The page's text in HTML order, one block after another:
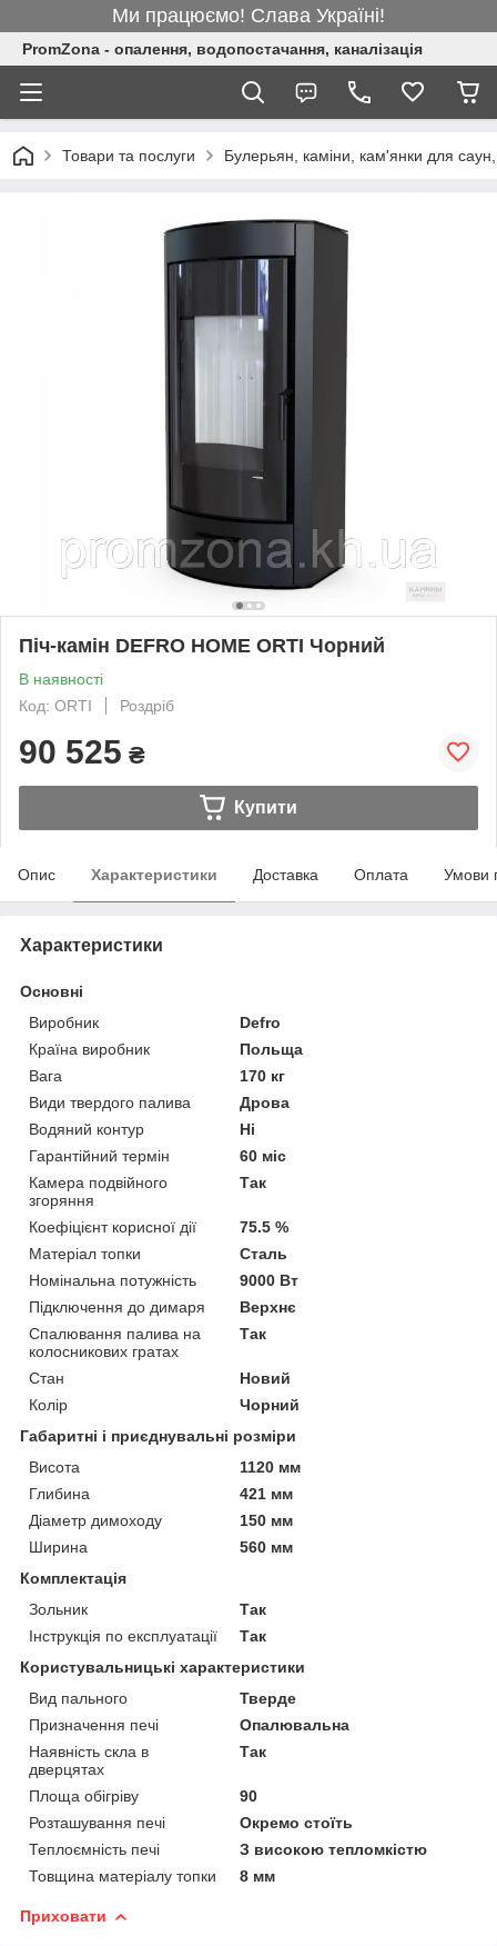
Ми працюємо! Слава Україні!
PromZona - опалення, водопостачання, каналізація
Товари та послуги Булерьян, каміни, кам'янки для саун,
Піч-камін DEFRO HOME ORTI Чорний
В наявності
Код: ORTI
Роздріб
90 525 ₴
Купити
Опис Характеристики Доставка Оплата Умови
Характеристики
Основні
Виробник
Defro
Країна виробник
Польща
Вага
170 кг
Види твердого палива
Дрова
Водяний контур
Ні
Гарантійний термін
60 міс
Камера подвійного
згоряння
Так
Коефіцієнт корисної дії
75.5 %
Матеріал топки
Сталь
Номінальна потужність
9000 Вт
Підключення до димаря
Верхнє
Спалювання палива на
колосникових гратах
Так
Стан
Новий
Колір
Чорний
Габаритні і приєднувальні розміри
Висота
1120 мм
Глибина
421 мм
Діаметр димоходу
150 мм
Ширина
560 мм
Комплектація
Зольник
Так
Інструкція по експлуатації
Так
Користувальницькі характеристики
Вид пального
Тверде
Призначення печі
Опалювальна
Наявність скла в
дверцятах
Так
Площа обігріву
90
Розташування печі
Окремо стоїть
Теплоємність печі
З високою тепломкістю
Товщина матеріалу топки
8 мм
Приховати